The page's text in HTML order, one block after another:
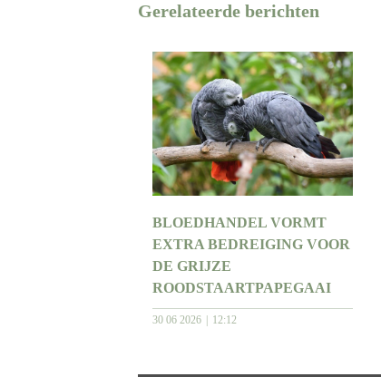
Gerelateerde berichten
BLOEDHANDEL VORMT
EXTRA BEDREIGING VOOR
DE GRIJZE
ROODSTAARTPAPEGAAI
30 06 2026 12:12